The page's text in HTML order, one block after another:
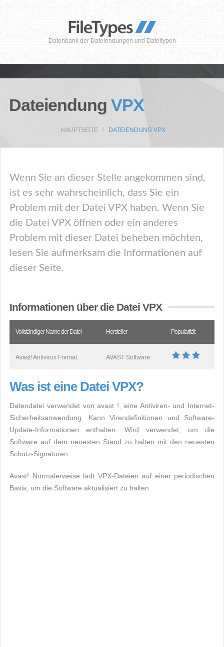
Datenbank der Dateiendungen und Dateitypen
Dateiendung VPX
HAUPTSEITE DATEIENDUNG VPX
Wenn Sie an dieser Stelle angekommen sind,
ist es sehr wahrscheinlich, dass Sie ein
Problem mit der Datei VPX haben. Wenn Sie
die Datei VPX öffnen oder ein anderes
Problem mit dieser Datei beheben möchten,
lesen Sie aufmerksam die Informationen auf
dieser Seite.
Informationen über die Datei VPX
Vollständiger Name der Datei Hersteller Popularität
Avast! Antivirus Format AVAST Software
Was ist eine Datei VPX?
Datendatei verwendet von avast !, eine Antiviren- und Internet-
Sicherheitsanwendung. Kann Virendefinitionen und Software-
Update-Informationen enthalten. Wird verwendet, um die
Software auf dem neuesten Stand zu halten mit den neuesten
Schutz-Signaturen.
Avast! Normalerweise lädt VPX-Dateien auf einer periodischen
Basis, um die Software aktualisiert zu halten.